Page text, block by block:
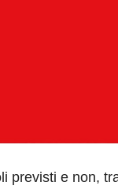
previsti e non,